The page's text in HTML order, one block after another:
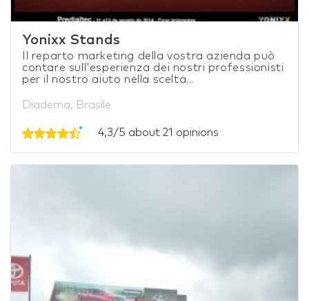
Yonixx Stands
Il reparto marketing della vostra azienda può
contare sull'esperienza dei nostri professionisti
per il nostro aiuto nella scelta...
Diadema, Brasile
4,3/5 about 21 opinions